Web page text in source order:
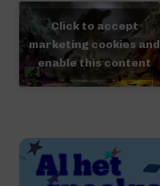
Click to accept
marketing cookies and
enable this content